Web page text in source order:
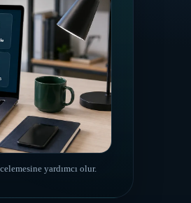
yardımcı olur.